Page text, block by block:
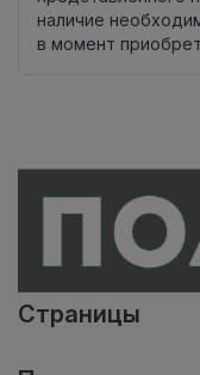
наличие
в момент
Страницы